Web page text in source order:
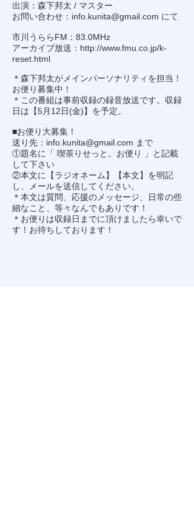
出演：森下邦太 / マスター
お問い合わせ： info.kunita@gmail.com にて
市川うららFM：83.0MHz
アーカイブ放送： http://www.fmu.co.jp/k-
reset.html
＊森下邦太がメインパーソナリティを担当！
お便り募集中！
＊この番組は事前収録の録音放送です。収録
日は【5月12日(金)】を予定。
■お便り大募集！
送り先： info.kunita@gmail.com まで
①題名に「 喫茶りせっと。お便り 」と記載
して下さい
②本文に【ラジオネーム】【本文】を明記
し、メールを送信してください。
＊本文は質問、応援のメッセージ、日常の些
細なこと、等々なんでもありです！
＊お便りは収録日までに頂けましたら幸いで
す！お待ちしております！